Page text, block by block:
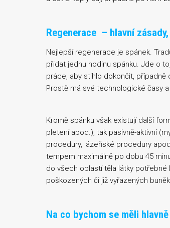
Regenerace – hlavní
Nejlepší regenerace je spánek.
přidat jednu hodinu spánku. Jde o
práce, aby stihlo dokončit, případně
Prostě má své technologické časy
Kromě spánku však existují další
pletení apod.), tak pasivně-aktivní
procedury, lázeňské procedury
tempem maximálně po dobu 45
do všech oblastí těla látky potřebné
poškozených či již vyřazených
Na co bychom se měli